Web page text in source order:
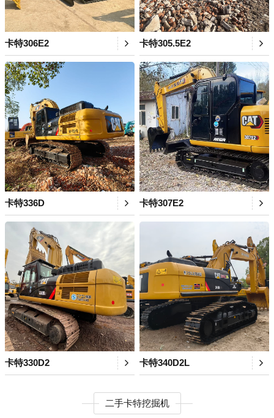
卡特306E2 卡特305.5E2
卡特336D 卡特307E2
卡特330D2 卡特340D2L
二手卡特挖掘机